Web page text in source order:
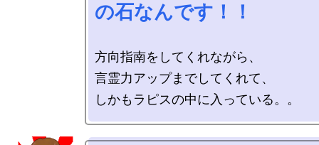
の石なんです！！
方向指南をしてくれながら、
言霊力アップまでしてくれて、